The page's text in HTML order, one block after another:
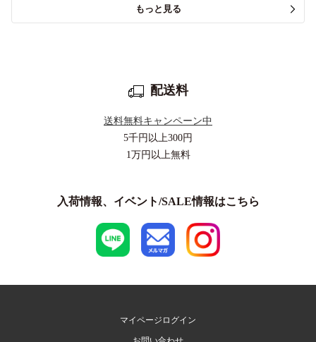
もっと見る
配送料
送料無料キャンペーン中
5千円以上300円
1万円以上無料
入荷情報、イベント/SALE情報はこちら
マイページログイン